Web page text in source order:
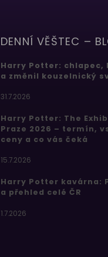
DENNÍ VĚŠTEC –
Harry Potter: chlapec,
a změnil kouzelnický
31.7.2026
Harry Potter: The
Praze 2026 – termín,
ceny a co vás čeká
15.7.2026
Harry Potter kavárna:
a přehled celé ČR
1.7.2026